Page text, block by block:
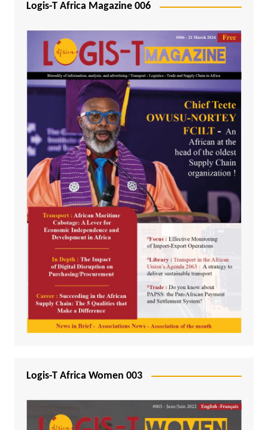
Logis-T Africa Magazine 006
Logis-T Africa Women 003